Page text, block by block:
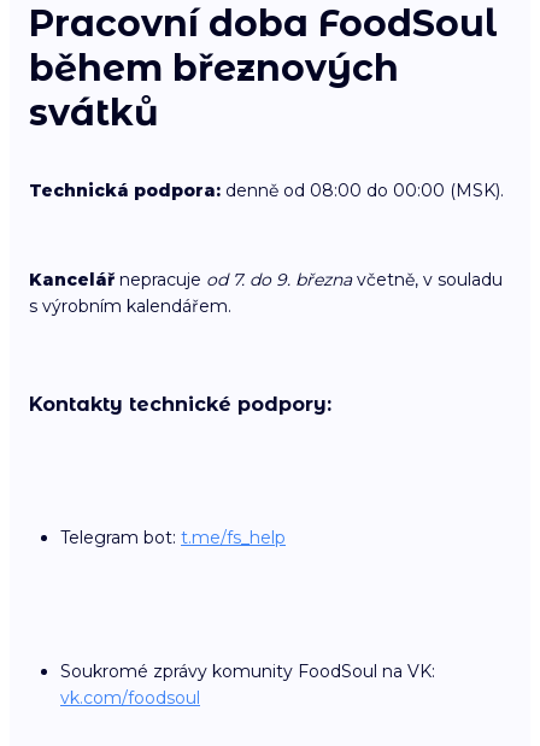
Pracovní doba FoodSoul
během březnových
svátků
Technická podpora: denně od 08:00 do 00:00 (MSK).
Kancelář nepracuje od 7. do 9. březnavčetně, v souladu
s výrobním kalendářem.
Kontakty technické podpory:
Telegram bot: t.me/fs_help
Soukromé zprávy komunity FoodSoul na VK:
vk.com/foodsoul